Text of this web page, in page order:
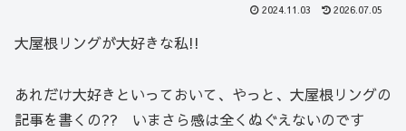
2024.11.03 2026.07.05
大屋根リングが大好きな私!!
あれだけ大好きといっておいて、やっと、大屋根リングの
記事を書くの?? いまさら感は全くぬぐえないのです